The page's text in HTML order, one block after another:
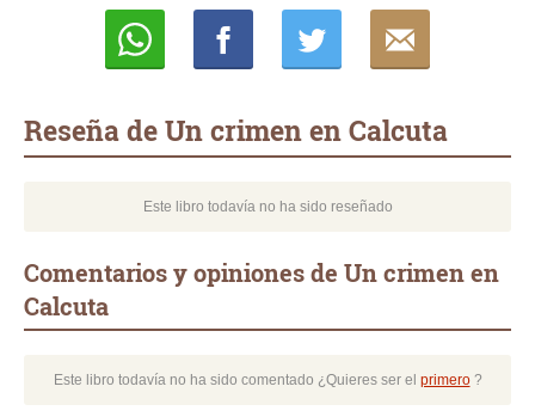
Reseña de Un crimen en Calcuta
Este libro todavía no ha sido reseñado
Comentarios y opiniones de Un crimen en
Calcuta
Este libro todavía no ha sido comentado ¿Quieres ser el primero?